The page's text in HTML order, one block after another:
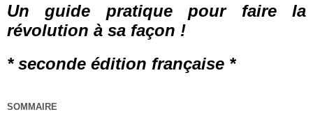
Un guide pratique pour faire la
révolution à sa façon !
* seconde édition française *
SOMMAIRE